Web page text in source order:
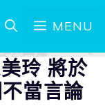
MENU
玲 將於
當言論